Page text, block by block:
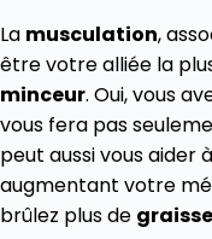
La musculation,
être votre alliée la
minceur. Oui, vous
vous fera pas
peut aussi vous aider à
augmentant votre
brûlez plus de graisse